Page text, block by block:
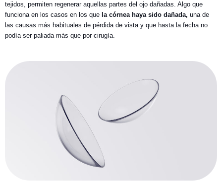
tejidos, permiten regenerar aquellas partes del ojo dañadas. Algo que
funciona en los casos en los que la córnea haya sido dañada, una de
las causas más habituales de pérdida de vista y que hasta la fecha no
podía ser paliada más que por cirugía.